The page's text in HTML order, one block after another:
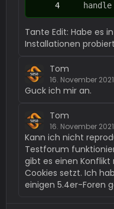
Tante Edit: Habe es
Installationen
Tom
16. November
Guck ich mir an.
Tom
16. November 2021
Kann ich nicht
Testforum
gibt es einen
Cookies setzt. Ich
einigen 5.4er-Foren